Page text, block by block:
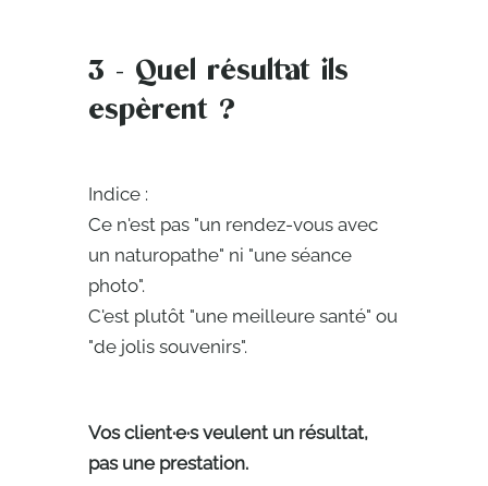
3 - Quel résultat ils
espèrent ?
Indice :
Ce n'est pas "un rendez-vous avec
un naturopathe" ni "une séance
photo".
C'est plutôt "une meilleure santé" ou
"de jolis souvenirs".
Vos client·e·s veulent un résultat,
pas une prestation.